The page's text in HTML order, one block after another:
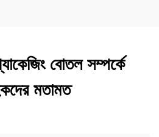
বোতল সম্পর্কে
মতামত